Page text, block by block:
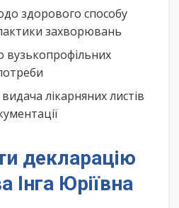
здорового способу
захворювань
вузькопрофільних
лікарняних листів
декларацію
Інга Юріївна